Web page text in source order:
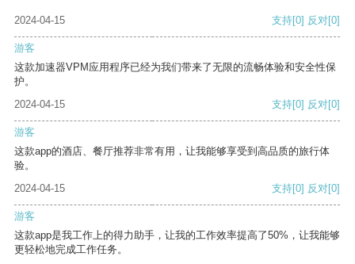
2024-04-15 支持[0] 反对[0]
游客
这款加速器VPM应用程序已经为我们带来了无限的流畅体验和安全性保
护。
2024-04-15
支持[0] 反对[0]
游客
这款app的酒店、餐厅推荐非常有用，让我能够享受到高品质的旅行体
验。
2024-04-15
支持[0] 反对[0]
游客
这款app是我工作上的得力助手，让我的工作效率提高了50%，让我能够
更轻松地完成工作任务。